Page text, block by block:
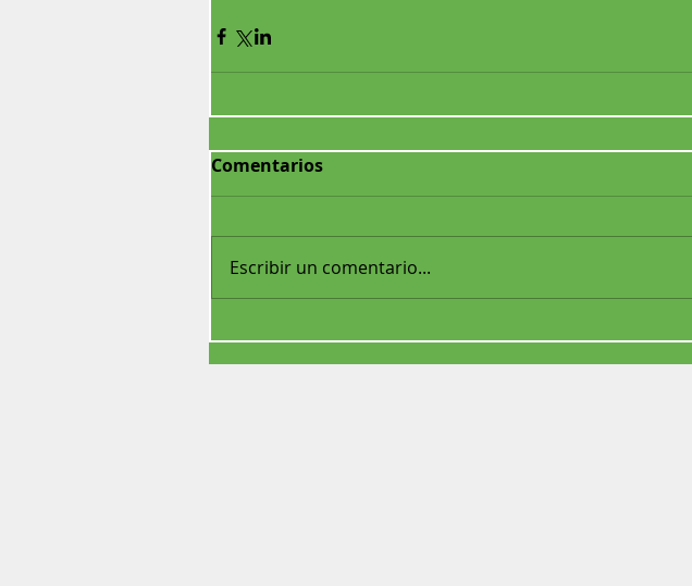
Comentarios
Escribir un comentario...